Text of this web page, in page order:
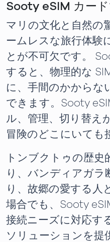
Sooty eSIM カー
マリの文化と自然の
ームレスな旅行体験
とが不可欠です。
すると、物理的な
に、手間のかからな
できます。Sooty
ル、管理、切り替え
冒険のどこにいても
トンブクトゥの歴史
り、バンディアガラ
り、故郷の愛する人
場合でも、Sooty
接続ニーズに対応す
ソリューションを提